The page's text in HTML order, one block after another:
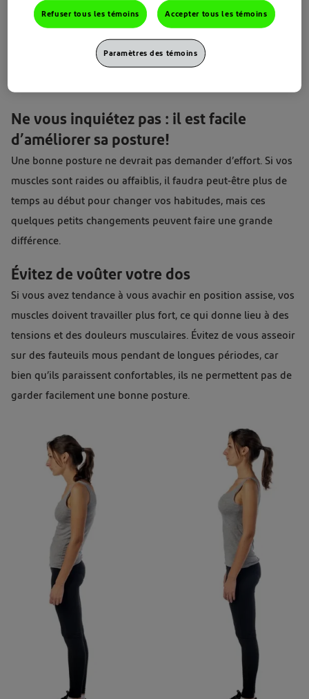
Certains signes d’une mauvaise posture comprennent des
épaules arrondies, un ventre sorti ou une tendance à trop
avancer la tête. D’autres symptômes peuvent se manifester,
comme un mal de dos, des courbatures, des douleurs, une
Ne vous inquiétez pas : il est facile
d’améliorer sa posture!
Une bonne posture ne devrait pas demander d’effort. Si vos
muscles sont raides ou affaiblis, il faudra peut-être plus de
temps au début pour changer vos habitudes, mais ces
quelques petits changements peuvent faire une grande
différence.
Évitez de voûter votre dos
Si vous avez tendance à vous avachir en position assise, vos
muscles doivent travailler plus fort, ce qui donne lieu à des
tensions et des douleurs musculaires. Évitez de vous asseoir
sur des fauteuils mous pendant de longues périodes, car
bien qu’ils paraissent confortables, ils ne permettent pas de
garder facilement une bonne posture.
Refuser tous les témoins Accepter tous les témoins
Paramètres des témoins